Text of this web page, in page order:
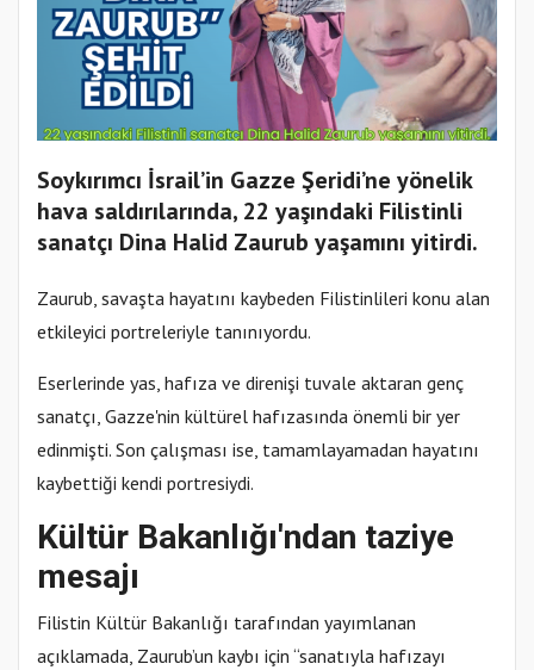
Soykırımcı İsrail’in Gazze Şeridi’ne yönelik
hava saldırılarında, 22 yaşındaki Filistinli
sanatçı Dina Halid Zaurub yaşamını yitirdi.
Zaurub, savaşta hayatını kaybeden Filistinlileri konu alan
etkileyici portreleriyle tanınıyordu.
Eserlerinde yas, hafıza ve direnişi tuvale aktaran genç
sanatçı, Gazze'nin kültürel hafızasında önemli bir yer
edinmişti. Son çalışması ise, tamamlayamadan hayatını
kaybettiği kendi portresiydi.
Kültür Bakanlığı'ndan taziye
mesajı
Filistin Kültür Bakanlığı tarafından yayımlanan
açıklamada, Zaurub’un kaybı için “sanatıyla hafızayı